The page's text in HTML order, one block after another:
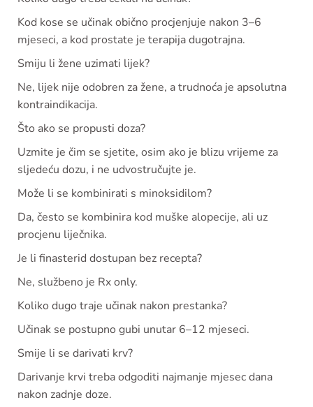
Kod kose se učinak obično procjenjuje nakon 3–6
mjeseci, a kod prostate je terapija dugotrajna.
Smiju li žene uzimati lijek?
Ne, lijek nije odobren za žene, a trudnoća je apsolutna
kontraindikacija.
Što ako se propusti doza?
Uzmite je čim se sjetite, osim ako je blizu vrijeme za
sljedeću dozu, i ne udvostručujte je.
Može li se kombinirati s minoksidilom?
Da, često se kombinira kod muške alopecije, ali uz
procjenu liječnika.
Je li finasterid dostupan bez recepta?
Ne, službeno je Rx only.
Koliko dugo traje učinak nakon prestanka?
Učinak se postupno gubi unutar 6–12 mjeseci.
Smije li se darivati krv?
Darivanje krvi treba odgoditi najmanje mjesec dana
nakon zadnje doze.